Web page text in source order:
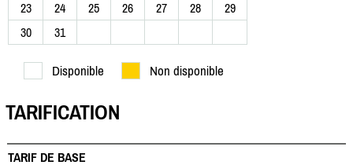
23
24 25 26 27 28
29
30
31
Disponible Non disponible
TARIFICATION
TARIF DE BASE